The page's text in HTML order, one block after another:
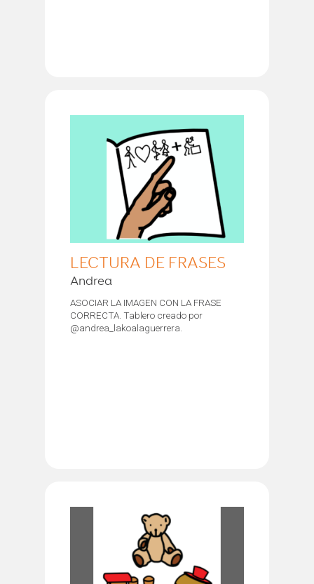
LECTURA DE FRASES
Andrea
ASOCIAR LA IMAGEN CON LA FRASE
CORRECTA. Tablero creado por
@andrea_lakoalaguerrera.